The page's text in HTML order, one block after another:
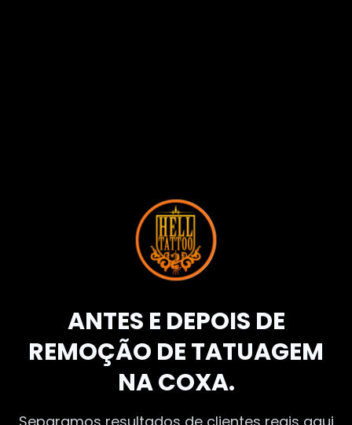
ANTES E DEPOIS DE
REMOÇÃO DE TATUAGEM
NA COXA.